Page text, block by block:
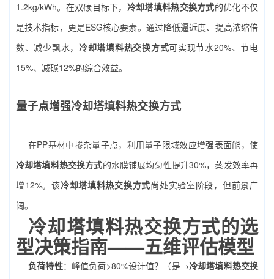
1.2kg/kWh。在双碳目标下， 冷却塔填料热交换方式的优化不仅
是技术指标，更是ESG核心要素。通过降低逼近度、提高浓缩倍
数、减少飘水，冷却塔填料热交换方式可实现节水20%、节电
15%、减碳12%的综合效益。
量子点增强冷却塔填料热交换方式
在PP基材中掺杂量子点，利用量子限域效应增强表面能，使
冷却塔填料热交换方式的水膜铺展均匀性提升30%，蒸发效率再
增12%。该冷却塔填料热交换方式尚处实验室阶段，但前景广
阔。
冷却塔填料热交换方式的选
型决策指南——五维评估模型
负荷特性：峰值负荷>80%设计值？（是→冷却塔填料热交换